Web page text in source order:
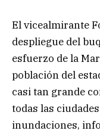
El vicealmirante
despliegue del
esfuerzo de la
población del
casi tan grande
todas las
inundaciones,